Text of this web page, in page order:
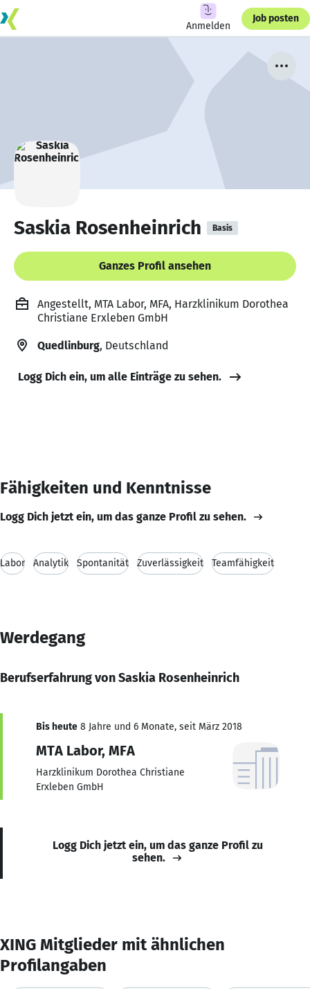
Anmelden
Job posten
Saskia Rosenheinrich Basis
Ganzes Profil ansehen
Angestellt, MTA Labor, MFA, Harzklinikum Dorothea
Christiane Erxleben GmbH
Quedlinburg, Deutschland
Logg Dich ein, um alle Einträge zu sehen.
Fähigkeiten und Kenntnisse
Logg Dich jetzt ein, um das ganze Profil zu sehen.
Labor Analytik Spontanität Zuverlässigkeit Teamfähigkeit
Werdegang
Berufserfahrung von Saskia Rosenheinrich
Bis heute 8 Jahre und 6 Monate, seit März 2018
MTA Labor, MFA
Harzklinikum Dorothea Christiane
Erxleben GmbH
Logg Dich jetzt ein, um das ganze Profil zu
sehen.
XING Mitglieder mit ähnlichen
Profilangaben